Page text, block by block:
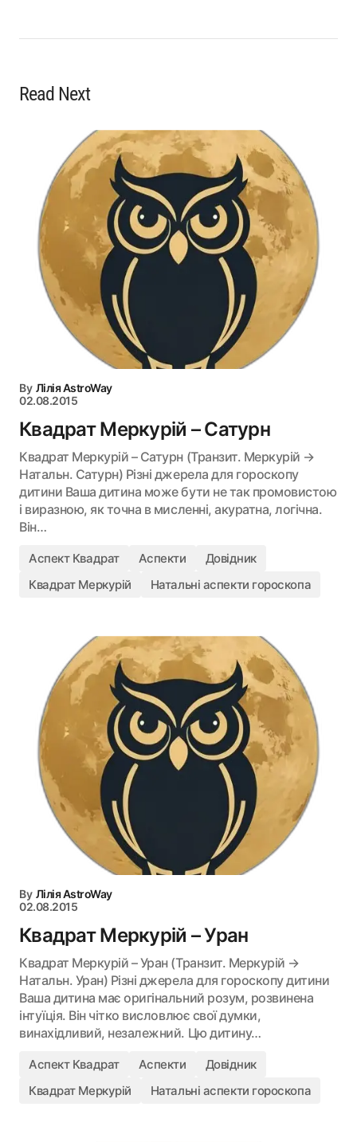
Read Next
By Лілія AstroWay
02.08.2015
Квадрат Меркурій – Сатурн
Квадрат Меркурій – Сатурн (Транзит. Меркурій →
Натальн. Сатурн) Різні джерела для гороскопу
дитини Ваша дитина може бути не так промовистою
і виразною, як точна в мисленні, акуратна, логічна.
Він…
Аспект Квадрат Аспекти
Довідник
Квадрат Меркурій
Натальні аспекти гороскопа
By Лілія AstroWay
02.08.2015
Квадрат Меркурій – Уран
Квадрат Меркурій – Уран (Транзит. Меркурій →
Натальн. Уран) Різні джерела для гороскопу дитини
Ваша дитина має оригінальний розум, розвинена
інтуїція. Він чітко висловлює свої думки,
винахідливий, незалежний. Цю дитину…
Аспект Квадрат Аспекти
Довідник
Квадрат Меркурій
Натальні аспекти гороскопа